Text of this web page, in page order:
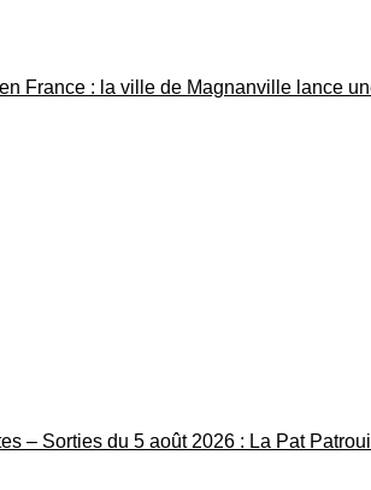
France : la ville de Magnanville lance
– Sorties du 5 août 2026 : La Pat